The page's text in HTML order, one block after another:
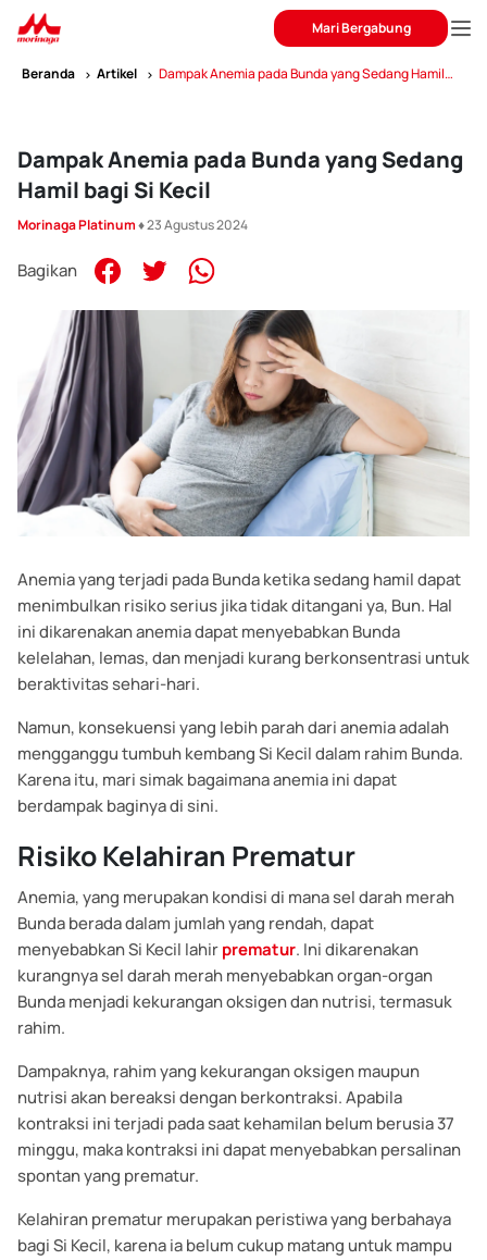
Mari Bergabung
Beranda Artikel
Dampak Anemia pada Bunda yang Sedang Hamil
Dampak Anemia pada Bunda yang Sedang
Hamil bagi Si Kecil
Morinaga Platinum♦ 23 Agustus 2024
Bagikan
Anemia yang terjadi pada Bunda ketika sedang hamil dapat
menimbulkan risiko serius jika tidak ditangani ya, Bun. Hal
ini dikarenakan anemia dapat menyebabkan Bunda
kelelahan, lemas, dan menjadi kurang berkonsentrasi untuk
beraktivitas sehari-hari.
Namun, konsekuensi yang lebih parah dari anemia adalah
mengganggu tumbuh kembang Si Kecil dalam rahim Bunda.
Karena itu, mari simak bagaimana anemia ini dapat
berdampak baginya di sini.
Risiko Kelahiran Prematur
Anemia, yang merupakan kondisi di mana sel darah merah
Bunda berada dalam jumlah yang rendah, dapat
menyebabkan Si Kecil lahirprematur. Ini dikarenakan
kurangnya sel darah merah menyebabkan organ-organ
Bunda menjadi kekurangan oksigen dan nutrisi, termasuk
rahim.
Dampaknya, rahim yang kekurangan oksigen maupun
nutrisi akan bereaksi dengan berkontraksi. Apabila
kontraksi ini terjadi pada saat kehamilan belum berusia 37
minggu, maka kontraksi ini dapat menyebabkan persalinan
spontan yang prematur.
Kelahiran prematur merupakan peristiwa yang berbahaya
bagi Si Kecil, karena ia belum cukup matang untuk mampu